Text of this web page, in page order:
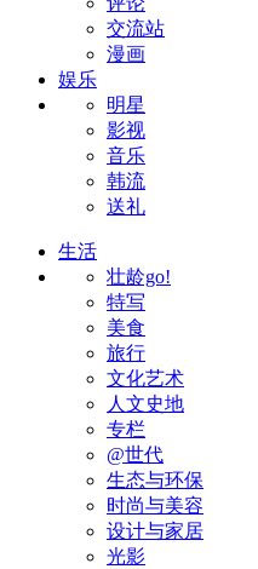
交流站
漫画
娱乐
明星
影视
音乐
韩流
送礼
生活
壮龄go!
特写
美食
旅行
文化艺术
人文史地
专栏
@世代
生态与环保
时尚与美容
设计与家居
光影